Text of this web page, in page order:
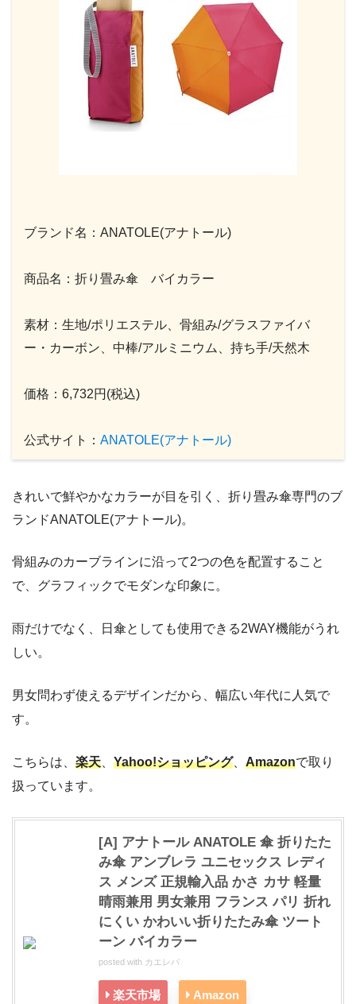
ブランド名：ANATOLE(アナトール)
商品名：折り畳み傘 バイカラー
素材：生地/ポリエステル、骨組み/グラスファイバ
ー・カーボン、中棒/アルミニウム、持ち手/天然木
価格：6,732円(税込)
公式サイト： ANATOLE(アナトール)
きれいで鮮やかなカラーが目を引く、折り畳み傘専門のブ
ランドANATOLE(アナトール)。
骨組みのカーブラインに沿って2つの色を配置すること
で、グラフィックでモダンな印象に。
雨だけでなく、日傘としても使用できる2WAY機能がうれ
しい。
男女問わず使えるデザインだから、幅広い年代に人気で
す。
こちらは、 楽天 Yahoo!ショッピング、 Amazonで取り
扱っています。
[A] アナトール ANATOLE 傘 折りたた
み傘 アンブレラ ユニセックス レディ
ス メンズ 正規輸入品 かさ カサ 軽量
晴雨兼用 男女兼用 フランス パリ 折れ
にくい かわいい折りたたみ傘 ツート
ーン バイカラー
posted with カエレバ
楽天市場 Amazon